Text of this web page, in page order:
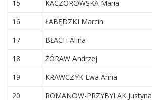
15 KACZOROWSKA Maria
16
ŁABĘDZKI Marcin
17
BŁACH Alina
18
ŻÓRAW Andrzej
19
KRAWCZYK Ewa Anna
20
ROMANOW-PRZYBYLAK Justyna